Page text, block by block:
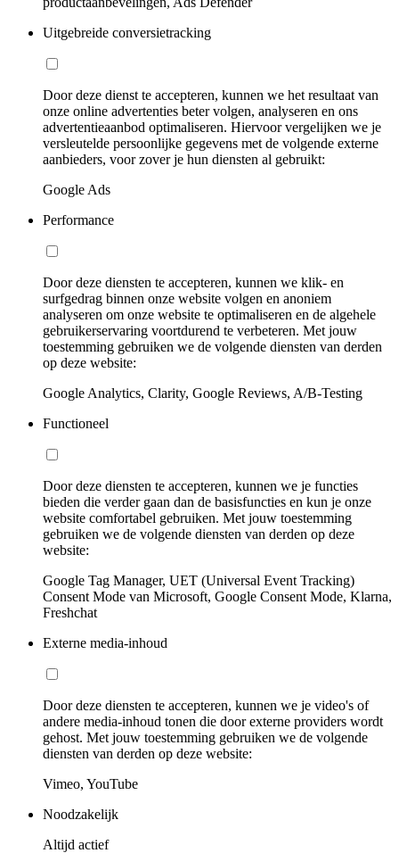
Uitgebreide conversietracking
Door deze dienst te accepteren, kunnen we het resultaat van
onze online advertenties beter volgen, analyseren en ons
advertentieaanbod optimaliseren. Hiervoor vergelijken we je
versleutelde persoonlijke gegevens met de volgende externe
aanbieders, voor zover je hun diensten al gebruikt:
Google Ads
Performance
Door deze diensten te accepteren, kunnen we klik- en
surfgedrag binnen onze website volgen en anoniem
analyseren om onze website te optimaliseren en de algehele
gebruikerservaring voortdurend te verbeteren. Met jouw
toestemming gebruiken we de volgende diensten van derden
op deze website:
Google Analytics, Clarity, Google Reviews, A/B-Testing
Functioneel
Door deze diensten te accepteren, kunnen we je functies
bieden die verder gaan dan de basisfuncties en kun je onze
website comfortabel gebruiken. Met jouw toestemming
gebruiken we de volgende diensten van derden op deze
website:
Google Tag Manager, UET (Universal Event Tracking)
Consent Mode van Microsoft, Google Consent Mode, Klarna,
Freshchat
Externe media-inhoud
Door deze diensten te accepteren, kunnen we je video's of
andere media-inhoud tonen die door externe providers wordt
gehost. Met jouw toestemming gebruiken we de volgende
diensten van derden op deze website:
Vimeo, YouTube
Noodzakelijk
Altijd actief